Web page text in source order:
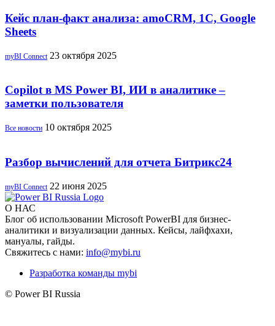
Кейс план-факт анализа: amoCRM, 1C, Google
Sheets
myBI Connect 23 октября 2025
Copilot в MS Power BI, ИИ в аналитике –
заметки пользователя
Все новости 10 октября 2025
Разбор вычислений для отчета Битрикс24
myBI Connect 22 июня 2025
О НАС
Блог об использовании Microsoft PowerBI для бизнес-
аналитики и визуализации данных. Кейсы, лайфхахи,
мануалы, гайды.
Свяжитесь с нами: info@mybi.ru
Разработка команды mybi
© Power BI Russia